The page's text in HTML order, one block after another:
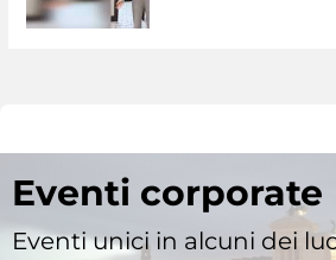
Eventi corporate
Eventi unici in alcuni dei